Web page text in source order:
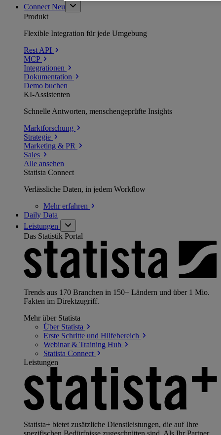
Connect Neu
Produkt
Flexible Integration für jede Umgebung
Rest API
MCP
Integrationen
Dokumentation
Demo buchen
KI-Assistenten
Schnelle Antworten, menschengeprüfte Insights
Marktforschung
Strategie
Marketing & PR
Sales
Alle ansehen
Statista Connect
Verlässliche Daten, in jedem Workflow
Mehrerfahren
Daily Data
Leistungen
Das Statistik Portal
Trends aus 170 Branchen in 150+ Ländern und über 1 Mio.
Fakten im Direktzugriff.
Mehr über Statista
Über Statista
Erste Schritte und Hilfebereich
Webinar & Training Hub
Statista Connect
Leistungen
Statista+ bietet zusätzliche Dienstleistungen, die auf Ihre
spezifischen Bedürfnisse zugeschnitten sind. Als Ihr Partner